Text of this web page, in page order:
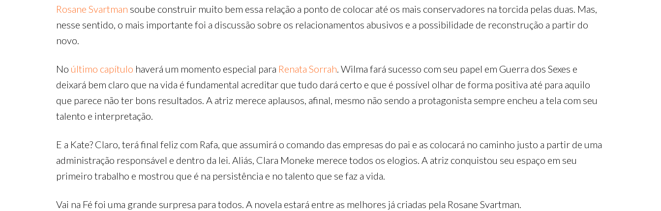
Rosane Svartman soube construir muito bem essa relação a ponto de colocar até os mais conservadores na torcida pelas duas. Mas,
nesse sentido, o mais importante foi a discussão sobre os relacionamentos abusivos e a possibilidade de reconstrução a partir do
novo.
No último capítulo haverá um momento especial para Renata Sorrah. Wilma fará sucesso com seu papel em Guerra dos Sexes e
deixará bem claro que na vida é fundamental acreditar que tudo dará certo e que é possível olhar de forma positiva até para aquilo
que parece não ter bons resultados. A atriz merece aplausos, afinal, mesmo não sendo a protagonista sempre encheu a tela com seu
talento e interpretação.
E a Kate? Claro, terá final feliz com Rafa, que assumirá o comando das empresas do pai e as colocará no caminho justo a partir de uma
administração responsável e dentro da lei. Aliás, Clara Moneke merece todos os elogios. A atriz conquistou seu espaço em seu
primeiro trabalho e mostrou que é na persistência e no talento que se faz a vida.
Vai na Fé foi uma grande surpresa para todos. A novela estará entre as melhores já criadas pela Rosane Svartman.